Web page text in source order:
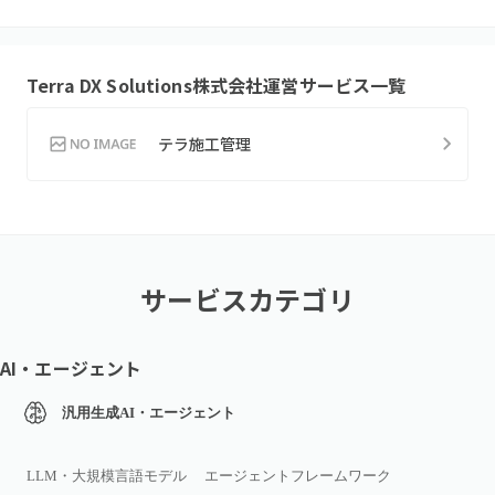
Terra DX Solutions株式会社運営サービス一覧
テラ施工管理
サービスカテゴリ
AI・エージェント
汎用生成AI・エージェント
LLM・大規模言語モデル
エージェントフレームワーク